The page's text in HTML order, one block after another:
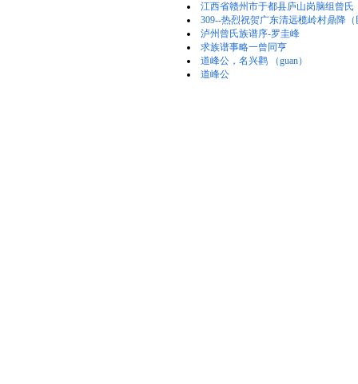
江西省赣州市于都县庐山岗脑组曾氏
309--热烈祝贺广东清远榄岭村鼎降（
泸州曾氏族谱序-罗圭峰
求族谱事略一曾同亨
道峰公，名兴鹳 （guan）
道峰公